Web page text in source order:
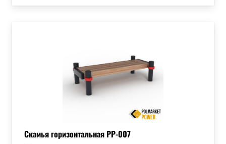
Скамья горизонтальная РР-007